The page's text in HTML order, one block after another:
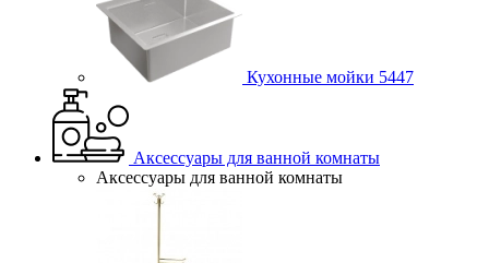
Кухонные мойки 5447
Аксессуары для ванной комнаты
Аксессуары для ванной комнаты